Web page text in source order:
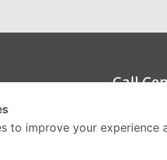
Call
to improve your